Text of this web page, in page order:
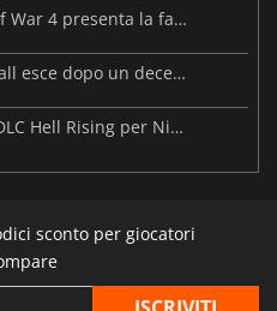
Warhammer 40.000: Dawn of War 4 presenta la fazione dei Necron
Forsaken Realms: Vahrin's Call esce dopo un decennio di sviluppo
Annunciato ufficialmente il DLC Hell Rising per Nioh 3
sconto per giocatori